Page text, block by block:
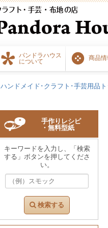
パンドラハウス
について
商品情
ハンドメイド･クラフト･手芸用品
手作りレシピ
・無料型紙
キーワードを入力し、「検索
する」ボタンを押してくださ
い。
検索する